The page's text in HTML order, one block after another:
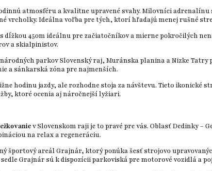
atmosféru a kvalitne upravené svahy. Milovníci
vrcholky. Ideálna voľba pre tých, ktorí hľadajú menej rušné
dĺžkou 450m ideálnu pre začiatočníkov a mierne pokročilých
a skialpinistov.
parkov Slovenský raj, Muránska planina a Nizke Tatry
a sánkarská zóna pre najmenších.
hodinu jazdy, ale rozhodne stoja za návštevu. Tieto ikonické
ktoré ocenia aj náročnejší lyžiari.
v Slovenskom raji je to pravé pre vás. Oblasť Dedinky –
na relax a regeneráciu.
športový areál Grajnár, ktorý ponúka šesť strojovo
Grajnár sú k dispozícii parkoviská pre motorové vozidlá a